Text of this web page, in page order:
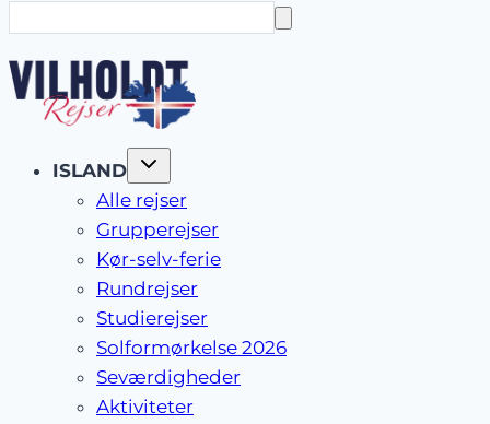
ISLAND
Alle rejser
Grupperejser
Kør-selv-ferie
Rundrejser
Studierejser
Solformørkelse 2026
Seværdigheder
Aktiviteter